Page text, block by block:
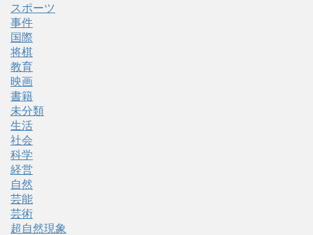
スポーツ
事件
国際
将棋
教育
映画
書籍
未分類
生活
社会
科学
経営
自然
芸能
芸術
超自然現象